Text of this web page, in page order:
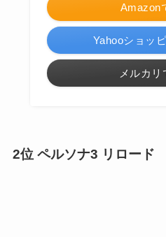
Amazon
Yahooショッ
メルカリ
2位 ペルソナ3 リロード